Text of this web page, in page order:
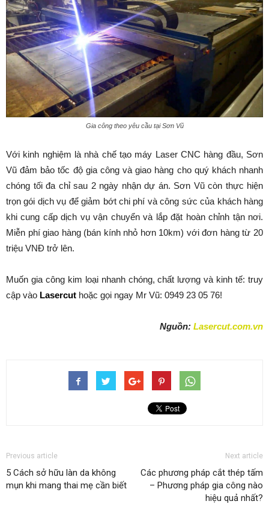
Gia công theo yêu cầu tại Sơn Vũ
Với kinh nghiệm là nhà chế tạo máy Laser CNC hàng đầu, Sơn
Vũ đảm bảo tốc độ gia công và giao hàng cho quý khách nhanh
chóng tối đa chỉ sau 2 ngày nhận dự án. Sơn Vũ còn thực hiện
trọn gói dịch vụ để giảm bớt chi phí và công sức của khách hàng
khi cung cấp dịch vụ vận chuyển và lắp đặt hoàn chỉnh tận nơi.
Miễn phí giao hàng (bán kính nhỏ hơn 10km) với đơn hàng từ 20
triệu VNĐ trở lên.
Muốn gia công kim loại nhanh chóng, chất lượng và kinh tế: truy
cập vào Lasercut hoặc gọi ngay Mr Vũ: 0949 23 05 76!
Nguồn: Lasercut.com.vn
Previous article
5 Cách sở hữu làn da không
mụn khi mang thai mẹ cần biết
Next article
Các phương pháp cắt thép tấm
– Phương pháp gia công nào
hiệu quả nhất?